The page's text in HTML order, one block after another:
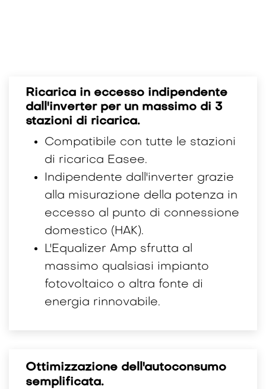
Ricarica in eccesso indipendente
dall'inverter per un massimo di 3
stazioni di ricarica.
Compatibile con tutte le stazioni
di ricarica Easee.
Indipendente dall'inverter grazie
alla misurazione della potenza in
eccesso al punto di connessione
domestico (HAK).
L'Equalizer Amp sfrutta al
massimo qualsiasi impianto
fotovoltaico o altra fonte di
energia rinnovabile.
Ottimizzazione dell'autoconsumo
semplificata.